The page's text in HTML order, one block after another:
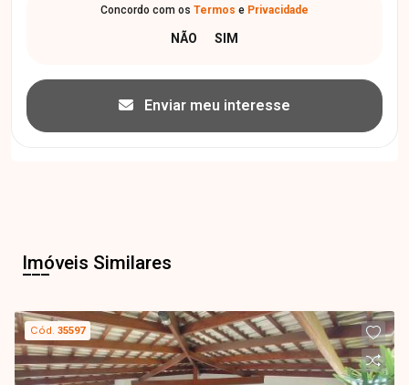
Concordo com os Termos e Privacidade
Enviar meu interesse
Imóveis Similares
Cód.35597